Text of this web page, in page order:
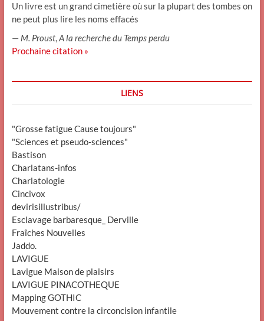
Un livre est un grand cimetière où sur la plupart des tombes on
ne peut plus lire les noms effacés
— M. Proust,A la recherche du Temps perdu
Prochaine citation »
LIENS
"Grosse fatigue Cause toujours"
"Sciences et pseudo-sciences"
Bastison
Charlatans-infos
Charlatologie
Cincivox
devirisillustribus/
Esclavage barbaresque_ Derville
Fraîches Nouvelles
Jaddo.
LAVIGUE
Lavigue Maison de plaisirs
LAVIGUE PINACOTHEQUE
Mapping GOTHIC
Mouvement contre la circoncision infantile